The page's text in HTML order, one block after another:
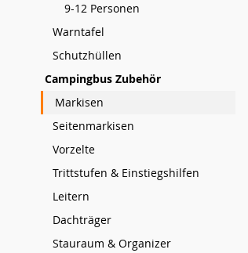
9-12 Personen
Warntafel
Schutzhüllen
Campingbus Zubehör
Markisen
Seitenmarkisen
Vorzelte
Trittstufen & Einstiegshilfen
Leitern
Dachträger
Stauraum & Organizer